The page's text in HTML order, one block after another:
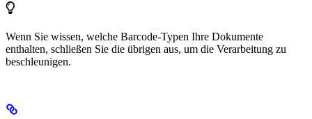
Wenn Sie wissen, welche Barcode-Typen Ihre Dokumente
enthalten, schließen Sie die übrigen aus, um die Verarbeitung zu
beschleunigen.